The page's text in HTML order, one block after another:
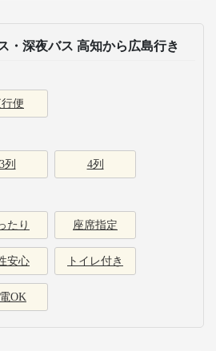
・深夜バス 高知から広島行き
便
3列 4列
たり 座席指定
安心 トイレ付き
OK